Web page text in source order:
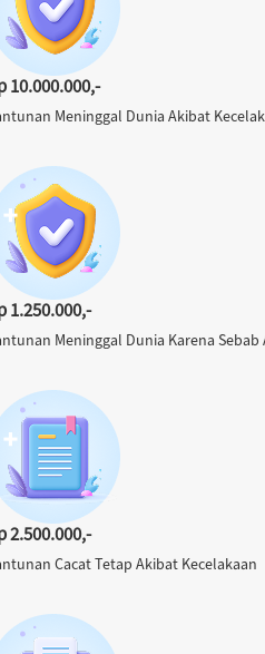
10.000.000,-
Meninggal Dunia Akibat
1.250.000,-
Meninggal Dunia Karena
2.500.000,-
Cacat Tetap Akibat Kecelakaan